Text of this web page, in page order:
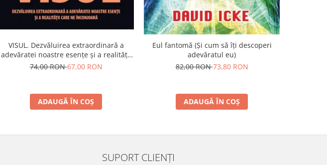
VISUL. Dezvăluirea extraordinară a
adevăratei noastre esențe și a realității
care ne înconjoară
74,00 RON67,00 RON
ADAUGĂ ÎN COȘ
Eul fantomă (Și cum să îți descoperi
adevăratul eu)
82,00 RON73,80 RON
ADAUGĂ ÎN COȘ
SUPORT CLIENȚI